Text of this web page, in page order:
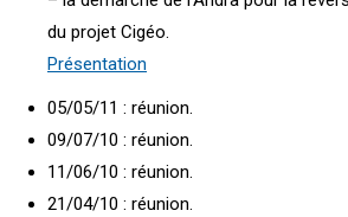
du projet Cigéo.
Présentation
05/05/11 : réunion.
09/07/10 : réunion.
11/06/10 : réunion.
21/04/10 : réunion.